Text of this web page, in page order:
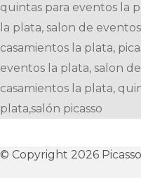
quintas para eventos la
la plata, salon de
casamientos la plata,
eventos la plata, salon
casamientos la plata,
plata,salón picasso
© Copyright 2026